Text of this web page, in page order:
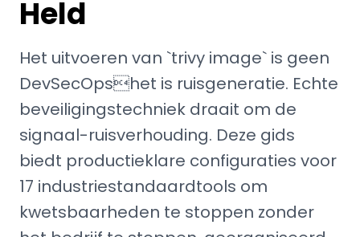
Held
Het uitvoeren van `trivy image` is geen
DevSecOpshet is ruisgeneratie. Echte
beveiligingstechniek draait om de
signaal-ruisverhouding. Deze gids
biedt productieklare configuraties voor
17 industriestandaardtools om
kwetsbaarheden te stoppen zonder